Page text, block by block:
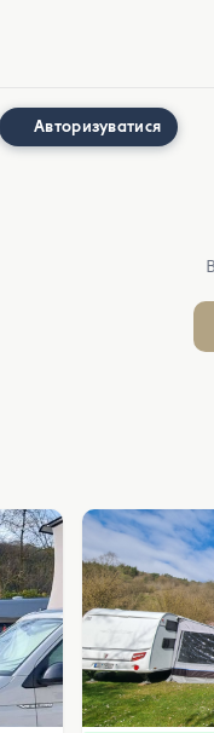
Авторизуватися